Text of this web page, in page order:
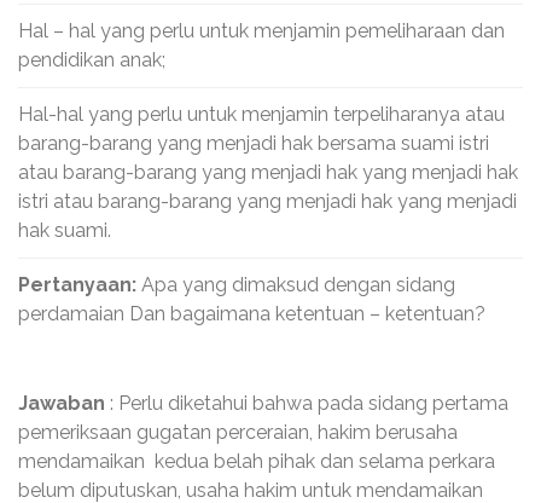
Hal – hal yang perlu untuk menjamin pemeliharaan dan
pendidikan anak;
Hal-hal yang perlu untuk menjamin terpeliharanya atau
barang-barang yang menjadi hak bersama suami istri
atau barang-barang yang menjadi hak yang menjadi hak
istri atau barang-barang yang menjadi hak yang menjadi
hak suami.
Pertanyaan: Apa yang dimaksud dengan sidang
perdamaian Dan bagaimana ketentuan – ketentuan?
Jawaban : Perlu diketahui bahwa pada sidang pertama
pemeriksaan gugatan perceraian, hakim berusaha
mendamaikan kedua belah pihak dan selama perkara
belum diputuskan, usaha hakim untuk mendamaikan